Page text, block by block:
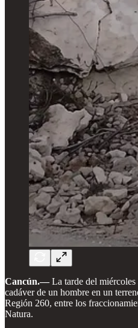
Cancún.—La tarde del
cadáver de un hombre en un
Región 260, entre los
Natura.